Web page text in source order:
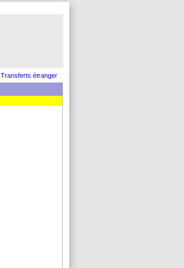
Transferts étranger